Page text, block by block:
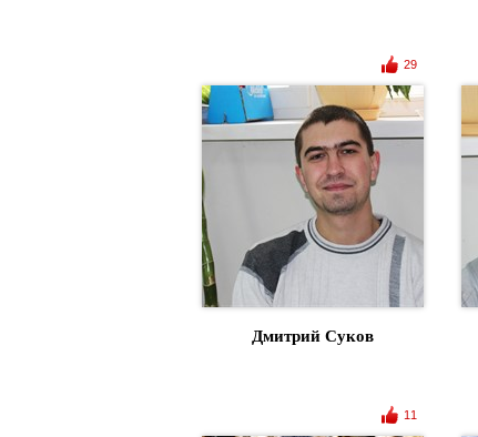
29
Дмитрий Суков
11